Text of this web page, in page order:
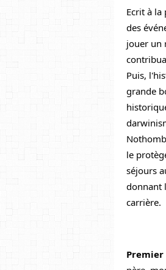
Ecrit à
des
jouer un
Puis,
grande
le
séjours
donnant
carrière.
Premier